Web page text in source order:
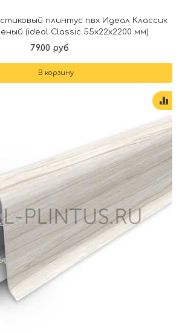
плинтус пвх Идеал Классик
(ideal Classic 55х22х2200 мм)
79.00 руб
В корзину